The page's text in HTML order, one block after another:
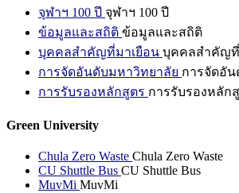
จุฬาฯ 100 ปี จุฬาฯ 100 ปี
ข้อมูลและสถิติ ข้อมูลและสถิติ
บุคคลสำคัญที่มาเยือน บุคคลสำคัญที่
การจัดอันดับมหาวิทยาลัย การจัดอั
การรับรองหลักสูตร การรับรองหลัก
Green University
Chula Zero Waste Chula Zero Waste
CU Shuttle Bus CU Shuttle Bus
MuvMi MuvMi